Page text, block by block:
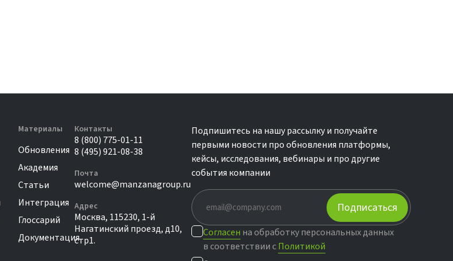
Материалы
Обновления
Академия
Статьи
Интеграция
Глоссарий
Документация
Контакты
8 (800) 775-01-11
8 (495) 921-08-38
Почта
welcome@manzanagroup.ru
Адрес
Москва, 115230, 1-й
Нагатинский проезд, д10,
стр1.
Подпишитесь на нашу рассылку и получайте
первыми новости про обновления платформы,
кейсы, исследования, вебинары и про другие
события компании
Подписаться
Согласен на обработку персональных данных
в соответствии сПолитикой